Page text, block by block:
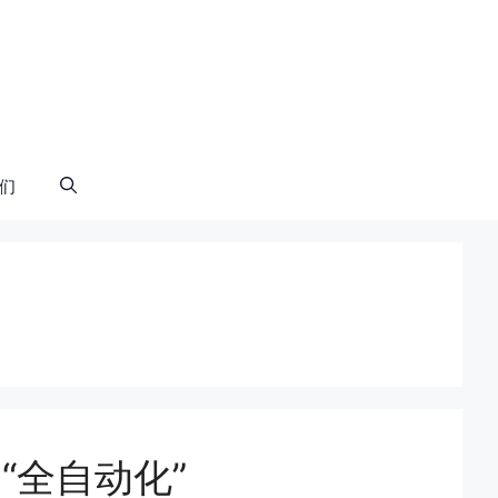
自动化”